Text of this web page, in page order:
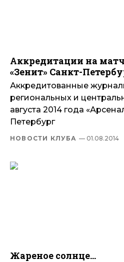
Аккредитации на матч
«Зенит» Санкт-
Аккредитованные
региональных и
августа 2014 года
Петербург
НОВОСТИ КЛУБА — 01.08.2014
Жареное солнце...